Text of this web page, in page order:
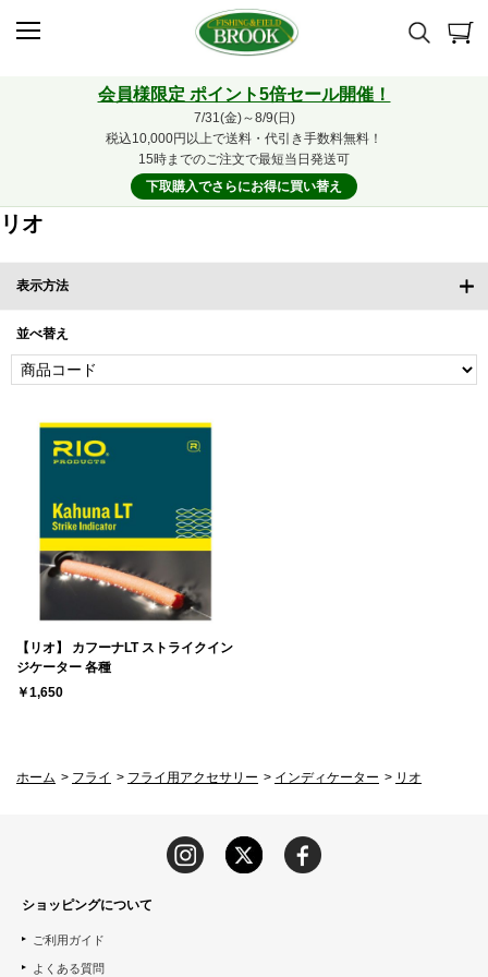
会員様限定 ポイント5倍セール開催！
7/31(金)～8/9(日)
税込10,000円以上で送料・代引き手数料無料！
15時までのご注文で最短当日発送可
下取購入でさらにお得に買い替え
リオ
表示方法
並べ替え
【リオ】 カフーナLT ストライクイン
ジケーター 各種
￥1,650
ホーム > フライ > フライ用アクセサリー > インディケーター > リオ
ショッピングについて
ご利用ガイド
よくある質問